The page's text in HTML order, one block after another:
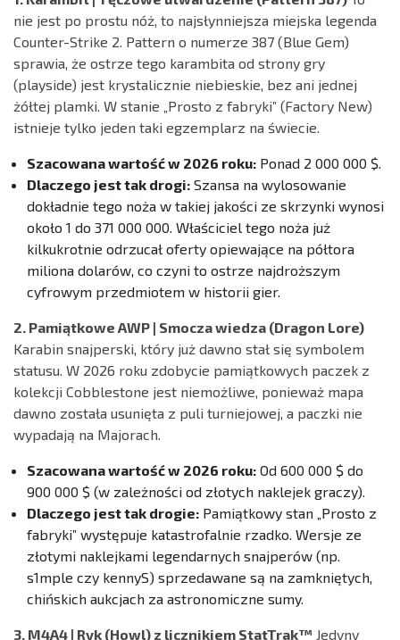
nie jest po prostu nóż, to najsłynniejsza miejska legenda
Counter-Strike 2. Pattern o numerze 387 (Blue Gem)
sprawia, że ostrze tego karambita od strony gry
(playside) jest krystalicznie niebieskie, bez ani jednej
żółtej plamki. W stanie „Prosto z fabryki” (Factory New)
istnieje tylko jeden taki egzemplarz na świecie.
Szacowana wartość w 2026 roku: Ponad 2 000 000 $.
Dlaczego jest tak drogi: Szansa na wylosowanie
dokładnie tego noża w takiej jakości ze skrzynki wynosi
około 1 do 371 000 000. Właściciel tego noża już
kilkukrotnie odrzucał oferty opiewające na półtora
miliona dolarów, co czyni to ostrze najdroższym
cyfrowym przedmiotem w historii gier.
2. Pamiątkowe AWP | Smocza wiedza (Dragon Lore)
Karabin snajperski, który już dawno stał się symbolem
statusu. W 2026 roku zdobycie pamiątkowych paczek z
kolekcji Cobblestone jest niemożliwe, ponieważ mapa
dawno została usunięta z puli turniejowej, a paczki nie
wypadają na Majorach.
Szacowana wartość w 2026 roku: Od 600 000 $ do
900 000 $ (w zależności od złotych naklejek graczy).
Dlaczego jest tak drogie: Pamiątkowy stan „Prosto z
fabryki” występuje katastrofalnie rzadko. Wersje ze
złotymi naklejkami legendarnych snajperów (np.
s1mple czy kennyS) sprzedawane są na zamkniętych,
chińskich aukcjach za astronomiczne sumy.
3. M4A4 | Ryk (Howl) z licznikiem StatTrak™ Jedyny